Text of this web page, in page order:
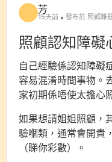
芳
15天前 發布於 照顧難
照顧認知障礙
自己經驗係認知障礙
容易混淆時間事物。
家初期係唔使太擔心
如果想請姐姐照顧，
驗嗰類，通常會開貴
（睇你彩數）。